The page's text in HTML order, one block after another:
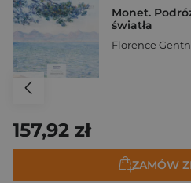
Monet.
światła
Florence
157,92 zł
ZAMÓW